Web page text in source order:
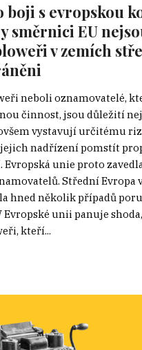
boji s evropskou
směrnici EU
v zemích
neboli oznamovatelé,
činnost, jsou důležití
vystavují určitému
nadřízení pomstít
Evropská unie proto
Střední Evropa
hned několik případů
unii panuje
kteří...